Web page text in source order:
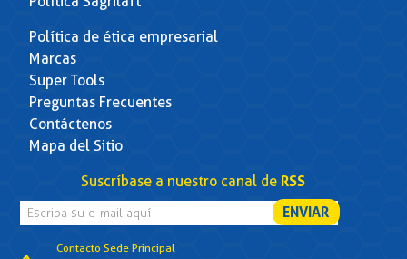
Política de ética empresarial
Marcas
Super Tools
Preguntas Frecuentes
Contáctenos
Mapa del Sitio
Suscríbase a nuestro canal de RSS
Contacto Sede Principal